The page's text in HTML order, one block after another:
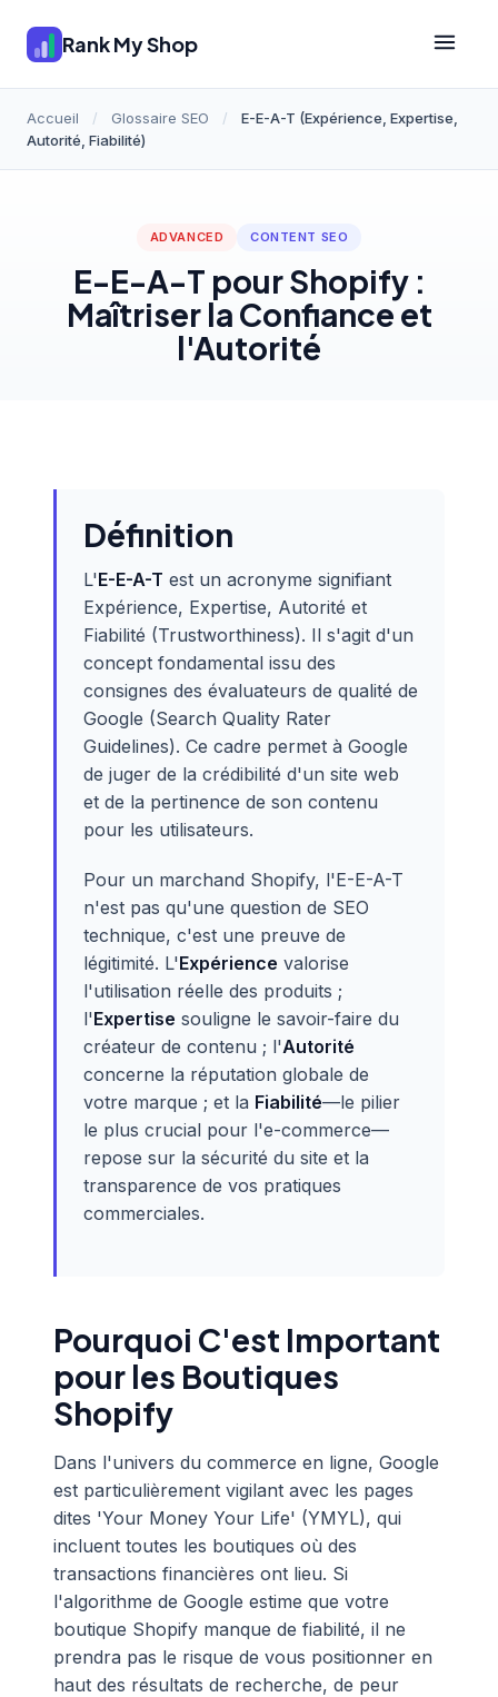
Rank My Shop
Accueil / Glossaire SEO /
E-E-A-T (Expérience, Expertise,
Autorité, Fiabilité)
ADVANCED CONTENT SEO
E-E-A-T pour Shopify :
Maîtriser la Confiance et
l'Autorité
Définition
L'E-E-A-T est un acronyme signifiant
Expérience, Expertise, Autorité et
Fiabilité (Trustworthiness). Il s'agit d'un
concept fondamental issu des
consignes des évaluateurs de qualité de
Google (Search Quality Rater
Guidelines). Ce cadre permet à Google
de juger de la crédibilité d'un site web
et de la pertinence de son contenu
pour les utilisateurs.
Pour un marchand Shopify, l'E-E-A-T
n'est pas qu'une question de SEO
technique, c'est une preuve de
légitimité. L'Expérience valorise
l'utilisation réelle des produits ;
l'Expertise souligne le savoir-faire du
créateur de contenu ; l'Autorité
concerne la réputation globale de
votre marque ; et la Fiabilité—le pilier
le plus crucial pour l'e-commerce—
repose sur la sécurité du site et la
transparence de vos pratiques
commerciales.
Pourquoi C'est Important
pour les Boutiques
Shopify
Dans l'univers du commerce en ligne, Google
est particulièrement vigilant avec les pages
dites 'Your Money Your Life' (YMYL), qui
incluent toutes les boutiques où des
transactions financières ont lieu. Si
l'algorithme de Google estime que votre
boutique Shopify manque de fiabilité, il ne
prendra pas le risque de vous positionner en
haut des résultats de recherche, de peur